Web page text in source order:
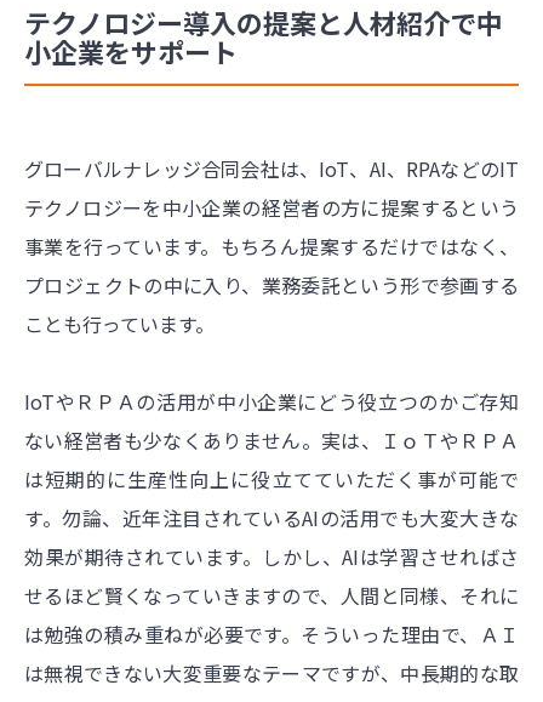
テクノロジー導入の提案と人材紹介で中
小企業をサポート
グローバルナレッジ合同会社は、IoT、AI、RPAなどのIT
テクノロジーを中小企業の経営者の方に提案するという
事業を行っています。もちろん提案するだけではなく、
プロジェクトの中に入り、業務委託という形で参画する
ことも行っています。
IoTやＲＰＡの活用が中小企業にどう役立つのかご存知
ない経営者も少なくありません。実は、ＩｏＴやＲＰＡ
は短期的に生産性向上に役立てていただく事が可能で
す。勿論、近年注目されているAIの活用でも大変大きな
効果が期待されています。しかし、AIは学習させればさ
せるほど賢くなっていきますので、人間と同様、それに
は勉強の積み重ねが必要です。そういった理由で、ＡＩ
は無視できない大変重要なテーマですが、中長期的な取